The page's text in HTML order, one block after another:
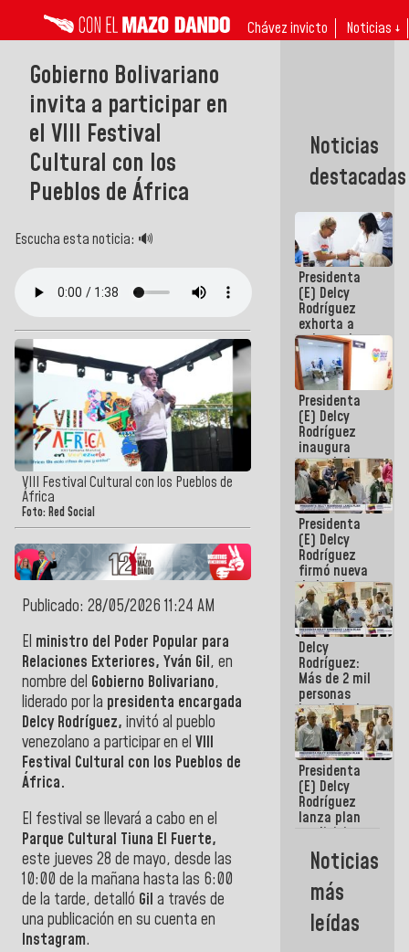
Chávez invicto Noticias ↓
Gobierno Bolivariano
invita a participar en
el VIII Festival
Cultural con los
Pueblos de África
Escucha esta noticia: 🔊
VIII Festival Cultural con los Pueblos de
África
Foto: Red Social
Publicado: 28/05/2026 11:24 AM
El ministro del Poder Popular para
Relaciones Exteriores, Yván Gil, en
nombre del Gobierno Bolivariano,
liderado por la presidenta encargada
Delcy Rodríguez, invitó al pueblo
venezolano a participar en el VIII
Festival Cultural con los Pueblos de
África.
El festival se llevará a cabo en el
Parque Cultural Tiuna El Fuerte,
este jueves 28 de mayo, desde las
10:00 de la mañana hasta las 6:00
de la tarde, detalló Gil a través de
una publicación en su cuenta en
Instagram.
Noticias
destacadas
Presidenta
(E) Delcy
Rodríguez
exhorta a
gobernadores
y alcaldes a
edificar
casas para
abuelos
Presidenta
(E) Delcy
Rodríguez
inaugura
casa de los
Abuelos
Primavera
en Caracas
Presidenta
(E) Delcy
Rodríguez
firmó nueva
de Ley de
Arrendamiento
aprobada
por la AN
Delcy
Rodríguez:
Más de 2 mil
personas
beneficiadas
con planes
para
atención de
emergencia
sísmica en
la última
semana
Presidenta
(E) Delcy
Rodríguez
lanza plan
crediticio
con subsidio
a Juntas de
Condominio
Noticias
más
leídas